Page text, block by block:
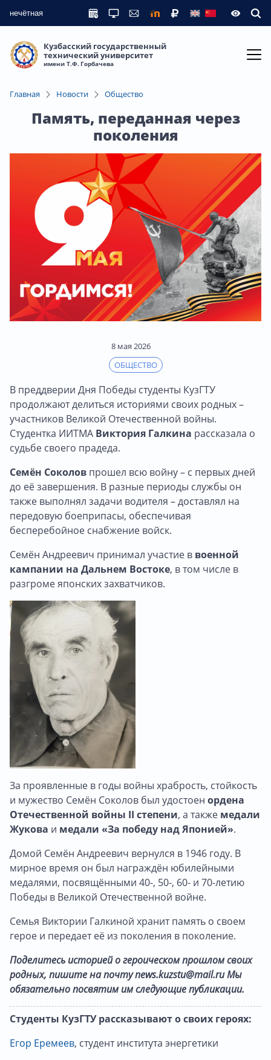
нечётная
Кузбасский государственный
технический университет
имени Т.Ф. Горбачева
Главная Новости Общество
Память, переданная через
поколения
8 мая 2026
ОБЩЕСТВО
В преддверии Дня Победы студенты КузГТУ
продолжают делиться историями своих родных –
участников Великой Отечественной войны.
Студентка ИИТМА Виктория Галкина рассказала о
судьбе своего прадеда.
Семён Соколов прошел всю войну – с первых дней
до её завершения. В разные периоды службы он
также выполнял задачи водителя – доставлял на
передовую боеприпасы, обеспечивая
бесперебойное снабжение войск.
Семён Андреевич принимал участие в военной
кампании на Дальнем Востоке, в том числе в
разгроме японских захватчиков.
За проявленные в годы войны храбрость, стойкость
и мужество Семён Соколов был удостоен ордена
Отечественной войны II степени, а также медали
Жукова и медали «За победу над Японией».
Домой Семён Андреевич вернулся в 1946 году. В
мирное время он был награждён юбилейными
медалями, посвящёнными 40-, 50-, 60- и 70-летию
Победы в Великой Отечественной войне.
Семья Виктории Галкиной хранит память о своем
герое и передает её из поколения в поколение.
Поделитесь историей о героическом прошлом своих
родных, пишите на почту news.kuzstu@mail.ru Мы
обязательно посвятим им следующие публикации.
Студенты КузГТУ рассказывают о своих героях:
Егор Еремеев, студент института энергетики